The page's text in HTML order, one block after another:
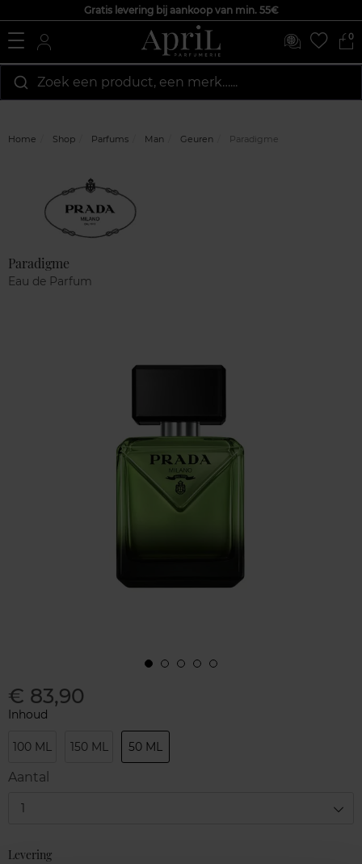
Gratis levering bij aankoop van min. 55€
0
Zoek een product, een merk…...
Home Shop Parfums Man Geuren Paradigme
Paradigme
Eau de Parfum
€ 83,90
Inhoud
100 ML 150 ML 50 ML
Aantal
1
Levering